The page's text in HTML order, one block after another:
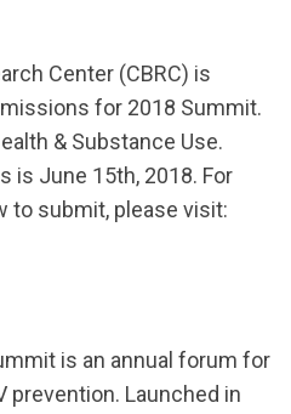
Center (CBRC) is
for 2018 Summit.
& Substance Use.
is June 15th, 2018. For
to submit, please visit:
is an annual forum for
prevention. Launched in